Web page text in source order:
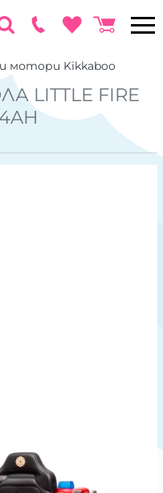
мотори Kikkaboo
LITTLE FIRE